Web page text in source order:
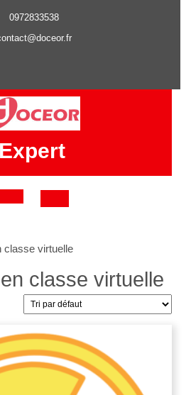
0972833538
Expert
Button
classe virtuelle
classe virtuelle